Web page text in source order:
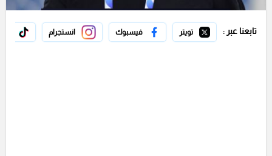
تابعنا عبر : تويتر فيسبوك انستجرام